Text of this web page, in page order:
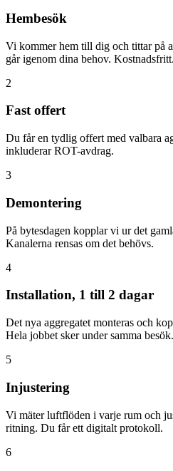
Hembesök
Vi kommer hem till dig och tittar på
går igenom dina behov. Kostnadsfritt.
2
Fast offert
Du får en tydlig offert med valbara
inkluderar ROT-avdrag.
3
Demontering
På bytesdagen kopplar vi ur det
Kanalerna rensas om det behövs.
4
Installation, 1 till 2 dagar
Det nya aggregatet monteras och
Hela jobbet sker under samma besök.
5
Injustering
Vi mäter luftflöden i varje rum och
ritning. Du får ett digitalt protokoll.
6